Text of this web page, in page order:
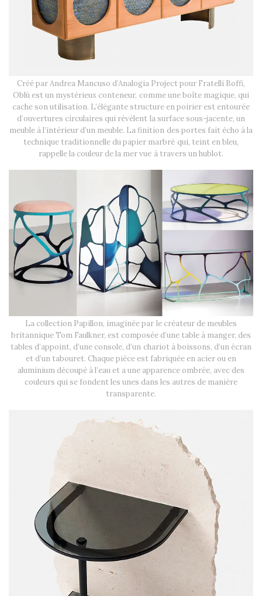
Créé par Andrea Mancuso d’Analogia Project pour Fratelli Boffi,
Oblù est un mystérieux conteneur, comme une boîte magique, qui
cache son utilisation. L’élégante structure en poirier est entourée
d’ouvertures circulaires qui révèlent la surface sous-jacente, un
meuble à l’intérieur d’un meuble. La finition des portes fait écho à la
technique traditionnelle du papier marbré qui, teint en bleu,
rappelle la couleur de la mer vue à travers un hublot.
La collection Papillon, imaginée par le créateur de meubles
britannique Tom Faulkner, est composée d’une table à manger, des
tables d’appoint, d’une console, d’un chariot à boissons, d’un écran
et d’un tabouret. Chaque pièce est fabriquée en acier ou en
aluminium découpé à l’eau et a une apparence ombrée, avec des
couleurs qui se fondent les unes dans les autres de manière
transparente.